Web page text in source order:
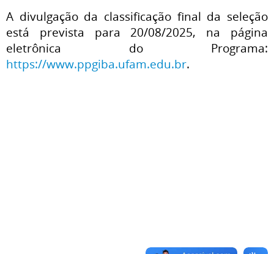
A divulgação da classificação final da seleção
está prevista para 20/08/2025, na página
eletrônica do Programa:
https://www.ppgiba.ufam.edu.br.